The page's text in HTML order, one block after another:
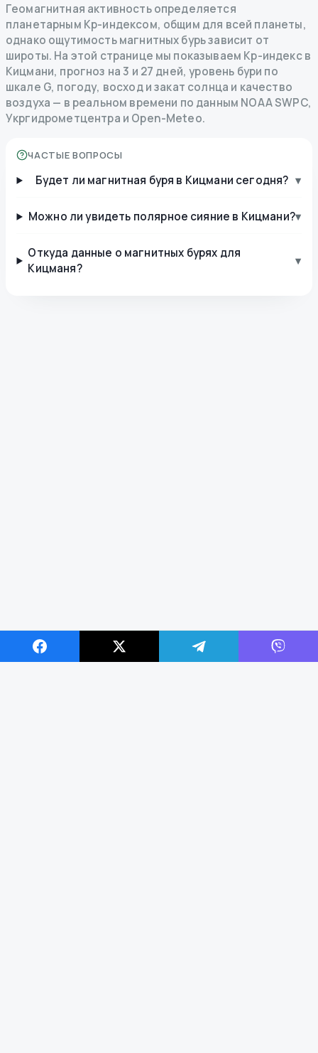
Геомагнитная активность определяется
планетарным Kp-индексом, общим для всей планеты,
однако ощутимость магнитных бурь зависит от
широты. На этой странице мы показываем Kp-индекс в
Кицмани, прогноз на 3 и 27 дней, уровень бури по
шкале G, погоду, восход и закат солнца и качество
воздуха — в реальном времени по данным NOAA SWPC,
Укргидрометцентра и Open-Meteo.
ЧАСТЫЕ ВОПРОСЫ
Будет ли магнитная буря в Кицмани сегодня? ▾
Можно ли увидеть полярное сияние в Кицмани?▾
Откуда данные о магнитных бурях для
Кицманя?
▾